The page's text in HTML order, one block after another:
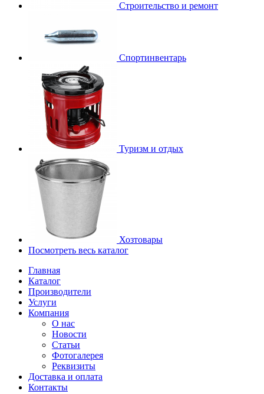
Строительство и ремонт
Спортинвентарь
Туризм и отдых
Хозтовары
Посмотреть весь каталог
Главная
Каталог
Производители
Услуги
Компания
О нас
Новости
Статьи
Фотогалерея
Реквизиты
Доставка и оплата
Контакты